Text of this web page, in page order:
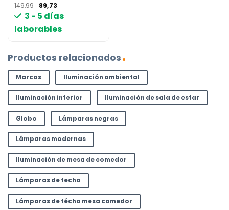
149,99 El
precio
original
era:
149,99 €.
89,73
actual
89,73 €.
3 - 5 días
laborables
Productos relacionados
Marcas Iluminación ambiental
Iluminación interior Iluminación de sala de estar
Globo Lámparas negras
Lámparas modernas
Iluminación de mesa de comedor
Lámparas de techo
Lámparas de técho mesa comedor